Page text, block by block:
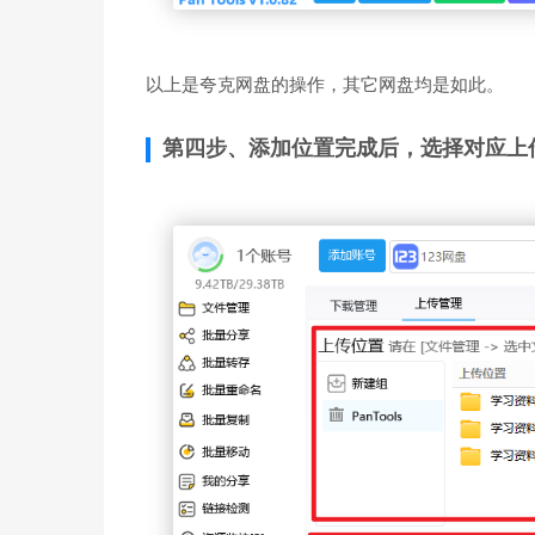
以上是夸克网盘的操作，其它网盘均是如此。
第四步、添加位置完成后，选择对应上